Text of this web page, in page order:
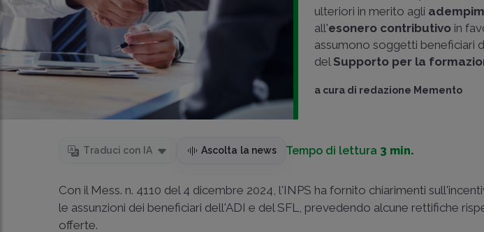
ulteriori in merito agli
all'esonero contributivo in
assumono soggetti beneficiari
delSupporto per la
a cura di redazione Memento
Traduci con IA Ascolta la news Tempo di lettura 3 min.
Con il Mess. n. 4110 del 4 dicembre 2024, l'INPS ha fornito chiarimenti
le assunzioni dei beneficiari dell'ADI e del SFL, prevedendo alcune rettifiche
offerte.